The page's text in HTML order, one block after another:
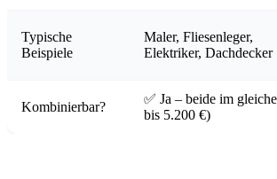
Typische
Beispiele
Maler, Fliesenleger,
Elektriker, Dachdecker
Kombinierbar?
✅ Ja – beide im
bis 5.200 €)